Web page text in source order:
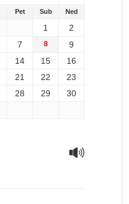
Pet Sub Ned
1
2
7 8
9
14 15
16
21 22
23
28 29
30